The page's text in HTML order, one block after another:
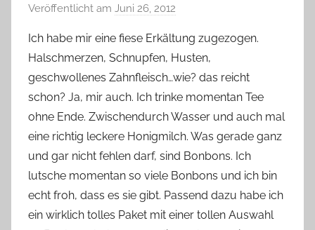
Produkttests
vieles
mehr
Veröffentlicht am Juni 26, 2012
n
Y
v
o
n
n
e
Ich habe mir eine fiese Erkältung zugezogen.
Halschmerzen, Schnupfen, Husten,
geschwollenes Zahnfleisch…wie? das reicht
schon? Ja, mir auch. Ich trinke momentan Tee
ohne Ende. Zwischendurch Wasser und auch mal
eine richtig leckere Honigmilch. Was gerade ganz
und gar nicht fehlen darf, sind Bonbons. Ich
lutsche momentan so viele Bonbons und ich bin
echt froh, dass es sie gibt. Passend dazu habe ich
ein wirklich tolles Paket mit einer tollen Auswahl